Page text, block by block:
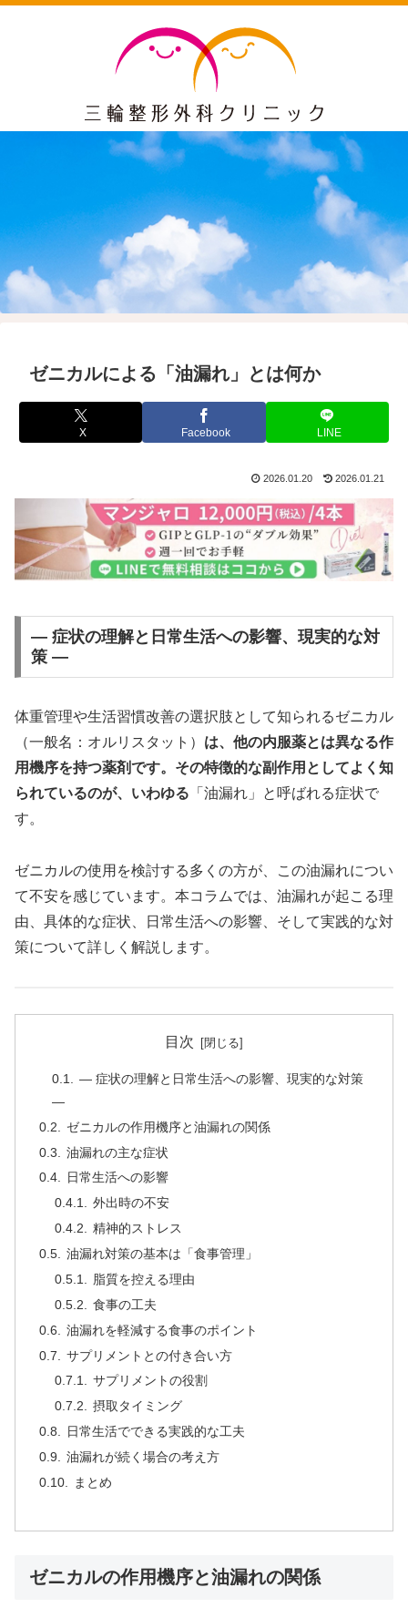
ゼニカルによる「油漏れ」とは何か
X Facebook LINE
2026.01.20 2026.01.21
― 症状の理解と日常生活への影響、現実的な対
策 ―
体重管理や生活習慣改善の選択肢として知られるゼニカル
（一般名：オルリスタット） は、他の内服薬とは異なる作
用機序を持つ薬剤です。その特徴的な副作用としてよく知
られているのが、いわゆる 「油漏れ」と呼ばれる症状で
す。
ゼニカルの使用を検討する多くの方が、この油漏れについ
て不安を感じています。本コラムでは、油漏れが起こる理
由、具体的な症状、日常生活への影響、そして実践的な対
策について詳しく解説します。
目次
― 症状の理解と日常生活への影響、現実的な対策
―
ゼニカルの作用機序と油漏れの関係
油漏れの主な症状
日常生活への影響
外出時の不安
精神的ストレス
油漏れ対策の基本は「食事管理」
脂質を控える理由
食事の工夫
油漏れを軽減する食事のポイント
サプリメントとの付き合い方
サプリメントの役割
摂取タイミング
日常生活でできる実践的な工夫
油漏れが続く場合の考え方
まとめ
ゼニカルの作用機序と油漏れの関係